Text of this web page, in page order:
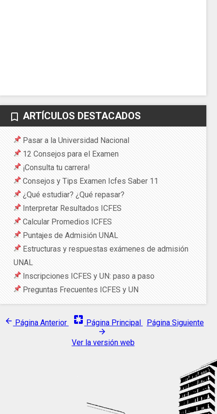
bookmark_border ARTÍCULOS DESTACADOS
Pasar a la Universidad Nacional
12 Consejos para el Examen
¡Consulta tu carrera!
Consejos y Tips Examen Icfes Saber 11
¿Qué estudiar? ¿Qué repasar?
Interpretar Resultados ICFES
Calcular Promedios ICFES
Puntajes de Admisión UNAL
Estructuras y respuestas exámenes de admisión
UNAL
Inscripciones ICFES y UN: paso a paso
Preguntas Frecuentes ICFES y UN
arrow_back Página Anterior pages Página Principal Página Siguiente
arrow_forward
Ver la versión web